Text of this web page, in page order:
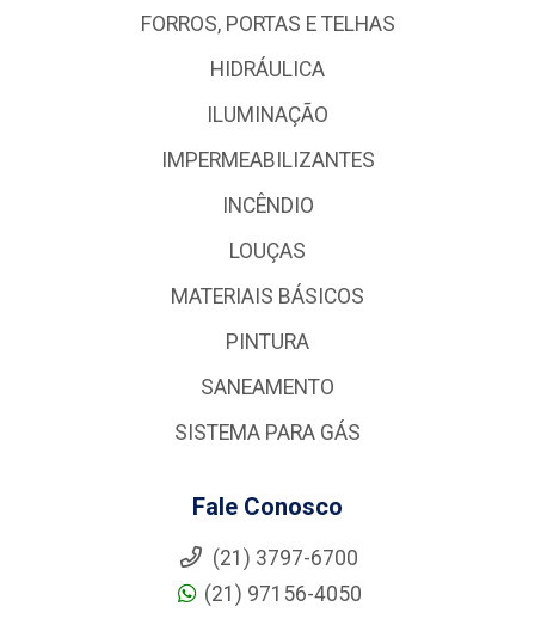
FORROS, PORTAS E TELHAS
HIDRÁULICA
ILUMINAÇÃO
IMPERMEABILIZANTES
INCÊNDIO
LOUÇAS
MATERIAIS BÁSICOS
PINTURA
SANEAMENTO
SISTEMA PARA GÁS
Fale Conosco
(21) 3797-6700
(21) 97156-4050